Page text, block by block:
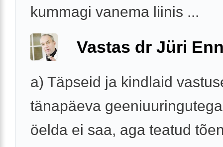
kummagi vanema liinis ...
Vastas dr Jüri
a) Täpseid ja kindlaid
tänapäeva
öelda ei saa, aga teatud